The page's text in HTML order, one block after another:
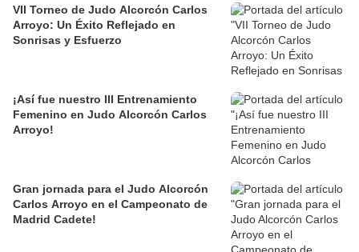
VII Torneo de Judo Alcorcón Carlos
Arroyo: Un Éxito Reflejado en
Sonrisas y Esfuerzo
¡Así fue nuestro III Entrenamiento
Femenino en Judo Alcorcón Carlos
Arroyo!
Gran jornada para el Judo Alcorcón
Carlos Arroyo en el Campeonato de
Madrid Cadete!